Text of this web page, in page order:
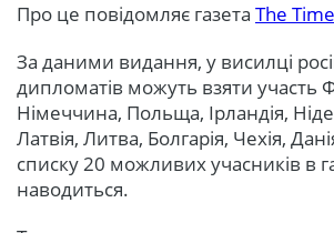
Про це повідомляє газета The
За даними видання, у висилці
дипломатів можуть взяти участь
Німеччина, Польща, Ірландія,
Латвія, Литва, Болгарія, Чехія,
списку 20 можливих учасників в
наводиться.